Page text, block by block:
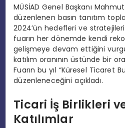
MÜSİAD Genel Başkanı
düzenlenen basın tanıtım
2024’ün hedefleri ve
fuarın her dönemde kendi
gelişmeye devam ettiğini
katılım oranının üstünde bir
Fuarın bu yıl “Küresel Ticaret
düzenleneceğini açıkladı.
Ticari İş Birlikleri
Katılımlar